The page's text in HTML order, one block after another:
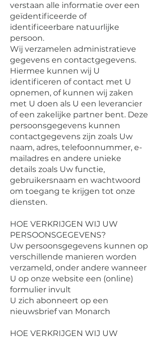
verstaan alle informatie over een
geïdentificeerde of
identificeerbare natuurlijke
persoon.
Wij verzamelen administratieve
gegevens en contactgegevens.
Hiermee kunnen wij U
identificeren of contact met U
opnemen, of kunnen wij zaken
met U doen als U een leverancier
of een zakelijke partner bent. Deze
persoonsgegevens kunnen
contactgegevens zijn zoals Uw
naam, adres, telefoonnummer, e-
mailadres en andere unieke
details zoals Uw functie,
gebruikersnaam en wachtwoord
om toegang te krijgen tot onze
diensten.
HOE VERKRIJGEN WIJ UW
PERSOONSGEGEVENS?
Uw persoonsgegevens kunnen op
verschillende manieren worden
verzameld, onder andere wanneer
U op onze website een (online)
formulier invult
U zich abonneert op een
nieuwsbrief van Monarch
HOE VERKRIJGEN WIJ UW